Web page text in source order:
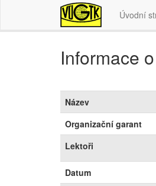
Úvodní
Informace
Název
Organizační garant
Lektoři
Datum